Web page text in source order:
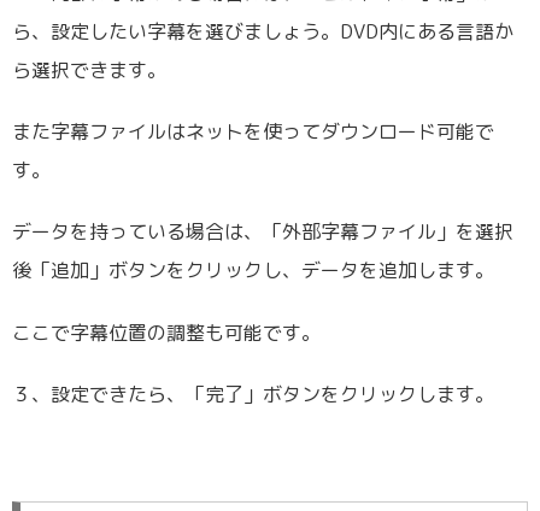
ら、設定したい字幕を選びましょう。DVD内にある言語か
ら選択できます。
また字幕ファイルはネットを使ってダウンロード可能で
す。
データを持っている場合は、「外部字幕ファイル」を選択
後「追加」ボタンをクリックし、データを追加します。
ここで字幕位置の調整も可能です。
３、設定できたら、「完了」ボタンをクリックします。